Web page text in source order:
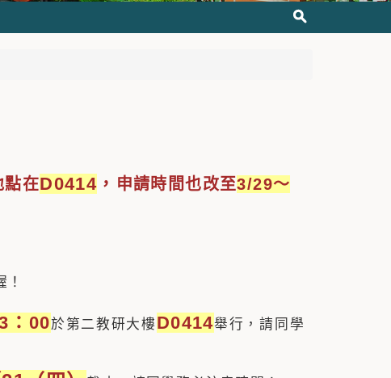
點在D0414 ， 申請時間也改至3/29～
：00於第二教研大樓 D0414舉行，請同學